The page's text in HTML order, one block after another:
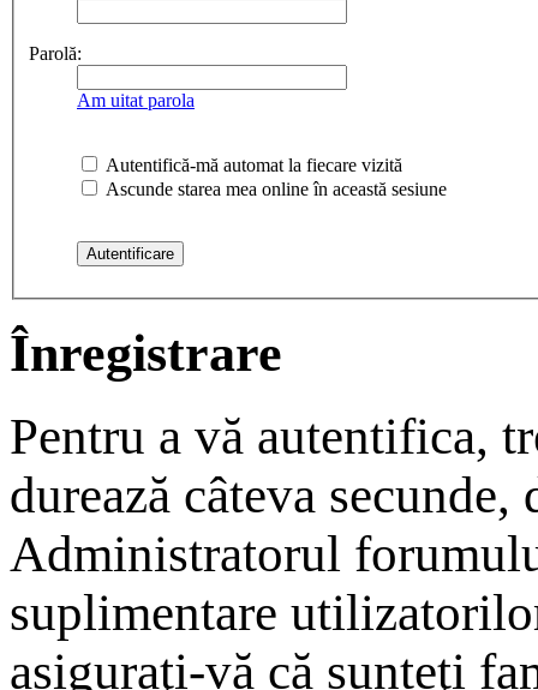
Parolă:
Am uitat parola
Autentifică-mă automat la fiecare vizită
Ascunde starea mea online în această sesiune
Înregistrare
Pentru a vă autentifica,
durează câteva
Administratorul
suplimentare
asiguraţi-vă că sunteţi